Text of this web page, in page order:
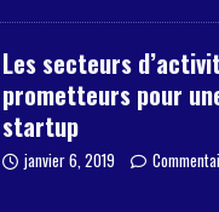
Les secteurs
prometteurs pour
startup
janvier 6, 2019